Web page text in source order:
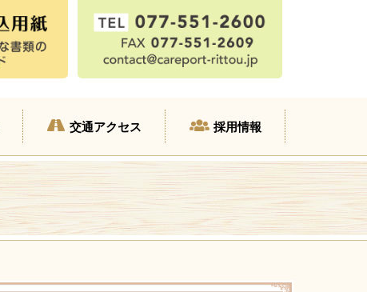
交通アクセス 採用情報